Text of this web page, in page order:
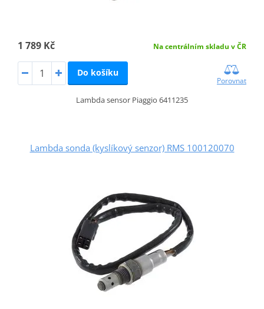
1 789 Kč Na centrálním skladu v ČR
Do košíku
Porovnat
Lambda sensor Piaggio 6411235
Lambda sonda (kyslíkový senzor) RMS 100120070